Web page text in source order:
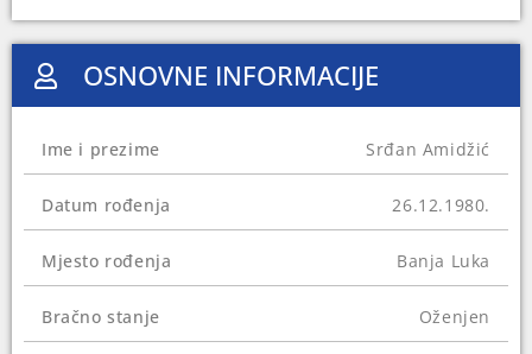
U augustu 2023. imenovan je za ministra finansija
i trezora BiH.
Od 2005. godine je angažovan na Ekonomskom
fakultetu u Banjoj Luci ‐ prvo kao asistent, a
potom kao viši asistent i docent. Pauzu na
fakultetu napravio je u periodu obavljanja
funkcije zamjenika gradonačelnika Banje Luke.
Na fakultet se vraća 2021. Dvije godine kasnije
izabran je za redovnog profesora gdje je i danas
angažovan na predmetima: Osnovi ekonomije,
Makroekonomija, Makroekonomska analiza i
OSNOVNE INFORMACIJE
Ime i prezime Srđan Amidžić
Datum rođenja 26.12.1980.
Mjesto rođenja Banja Luka
Bračno stanje Oženjen